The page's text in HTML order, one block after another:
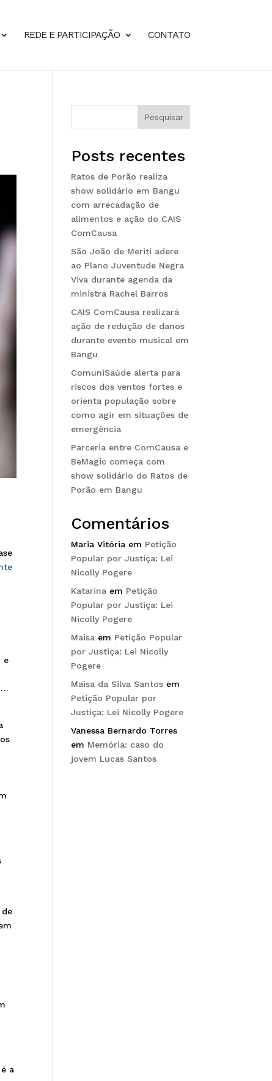
REDE E PARTICIPAÇÃO CONTATO
e
a
Pesquisar
Posts recentes
Ratos de Porão realiza
show solidário em Bangu
com arrecadação de
alimentos e ação do CAIS
ComCausa
São João de Meriti adere
ao Plano Juventude Negra
Viva durante agenda da
ministra Rachel Barros
CAIS ComCausa realizará
ação de redução de danos
durante evento musical em
Bangu
ComuniSaúde alerta para
riscos dos ventos fortes e
orienta população sobre
como agir em situações de
emergência
Parceria entre ComCausa e
BeMagic começa com
show solidário do Ratos de
Porão em Bangu
Comentários
Maria Vitória em Petição
Popular por Justiça: Lei
Nicolly Pogere
Katarina em Petição
Popular por Justiça: Lei
Nicolly Pogere
Maisa em Petição Popular
por Justiça: Lei Nicolly
Pogere
Maisa da Silva Santos em
Petição Popular por
Justiça: Lei Nicolly Pogere
Vanessa Bernardo Torres
em Memória: caso do
jovem Lucas Santos